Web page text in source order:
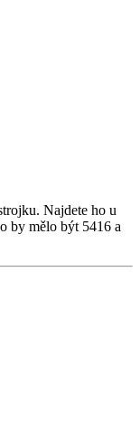
Najdete ho u
by mělo být 5416 a